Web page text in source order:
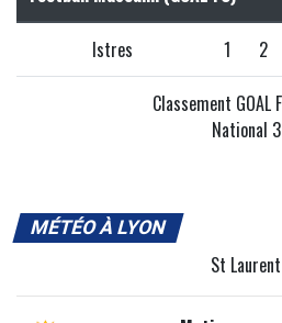
Istres 1 2
Classement GOAL
National 3
MÉTÉO À LYON
St Laurent